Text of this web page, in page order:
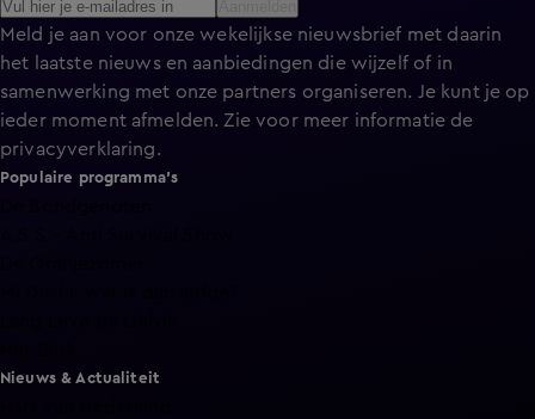
Meld je aan voor onze wekelijkse nieuwsbrief met daarin
het laatste nieuws en aanbiedingen die wijzelf of in
samenwerking met onze partners organiseren. Je kunt je op
ieder moment afmelden. Zie voor meer informatie de
privacyverklaring.
Populaire programma's
Nieuws & Actualiteit